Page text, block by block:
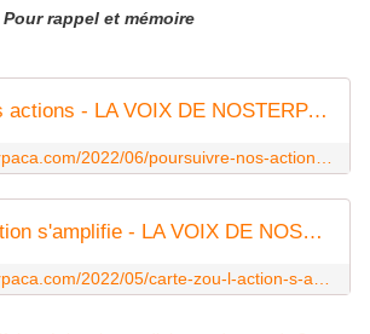
Pour rappel et mémoire
Poursuivre nos actions - LA VOIX DE NOSTERPACA
Carte Zou, l'action s'amplifie - LA VOIX DE NOSTERPACA